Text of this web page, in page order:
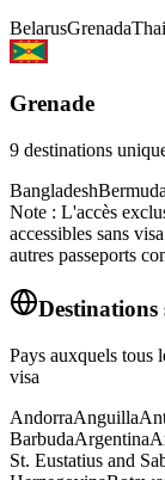
BelarusGrenada
Grenade
9 destinations
BangladeshBermuda
Note : L'accès
accessibles sans
autres passeports
Destinations
Pays auxquels tous
visa
AndorraAnguilla
BarbudaArgentina
St. Eustatius and